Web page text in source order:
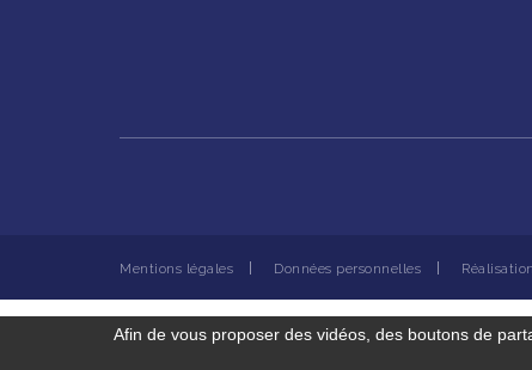
Mentions légales Données personnelles Réalisation
Afin de vous proposer des vidéos, des boutons de